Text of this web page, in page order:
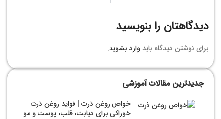
دیدگاهتان را بنویسید
برای نوشتن دیدگاه باید وارد بشوید.
جدیدترین مقالات آموزشی
خواص روغن ذرت | فواید روغن ذرت
خوراکی برای دیابت، قلب، پوست و مو